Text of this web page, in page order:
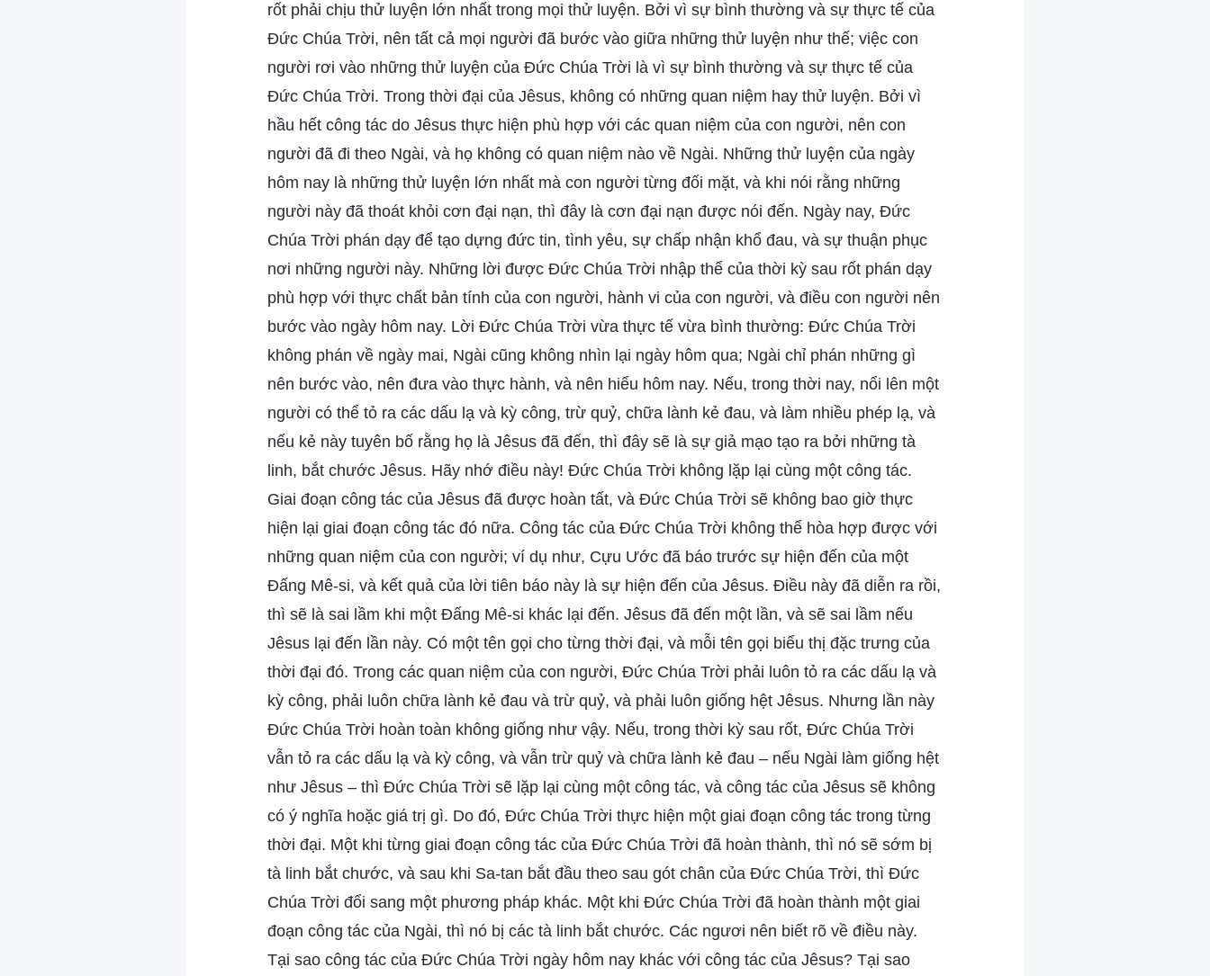
rốt phải chịu thử luyện lớn nhất trong mọi thử luyện. Bởi vì sự bình thường và sự thực tế của
Đức Chúa Trời, nên tất cả mọi người đã bước vào giữa những thử luyện như thế; việc con
người rơi vào những thử luyện của Đức Chúa Trời là vì sự bình thường và sự thực tế của
Đức Chúa Trời. Trong thời đại của Jêsus, không có những quan niệm hay thử luyện. Bởi vì
hầu hết công tác do Jêsus thực hiện phù hợp với các quan niệm của con người, nên con
người đã đi theo Ngài, và họ không có quan niệm nào về Ngài. Những thử luyện của ngày
hôm nay là những thử luyện lớn nhất mà con người từng đối mặt, và khi nói rằng những
người này đã thoát khỏi cơn đại nạn, thì đây là cơn đại nạn được nói đến. Ngày nay, Đức
Chúa Trời phán dạy để tạo dựng đức tin, tình yêu, sự chấp nhận khổ đau, và sự thuận phục
nơi những người này. Những lời được Đức Chúa Trời nhập thể của thời kỳ sau rốt phán dạy
phù hợp với thực chất bản tính của con người, hành vi của con người, và điều con người nên
bước vào ngày hôm nay. Lời Đức Chúa Trời vừa thực tế vừa bình thường: Đức Chúa Trời
không phán về ngày mai, Ngài cũng không nhìn lại ngày hôm qua; Ngài chỉ phán những gì
nên bước vào, nên đưa vào thực hành, và nên hiểu hôm nay. Nếu, trong thời nay, nổi lên một
người có thể tỏ ra các dấu lạ và kỳ công, trừ quỷ, chữa lành kẻ đau, và làm nhiều phép lạ, và
nếu kẻ này tuyên bố rằng họ là Jêsus đã đến, thì đây sẽ là sự giả mạo tạo ra bởi những tà
linh, bắt chước Jêsus. Hãy nhớ điều này! Đức Chúa Trời không lặp lại cùng một công tác.
Giai đoạn công tác của Jêsus đã được hoàn tất, và Đức Chúa Trời sẽ không bao giờ thực
hiện lại giai đoạn công tác đó nữa. Công tác của Đức Chúa Trời không thể hòa hợp được với
những quan niệm của con người; ví dụ như, Cựu Ước đã báo trước sự hiện đến của một
Đấng Mê-si, và kết quả của lời tiên báo này là sự hiện đến của Jêsus. Điều này đã diễn ra rồi,
thì sẽ là sai lầm khi một Đấng Mê-si khác lại đến. Jêsus đã đến một lần, và sẽ sai lầm nếu
Jêsus lại đến lần này. Có một tên gọi cho từng thời đại, và mỗi tên gọi biểu thị đặc trưng của
thời đại đó. Trong các quan niệm của con người, Đức Chúa Trời phải luôn tỏ ra các dấu lạ và
kỳ công, phải luôn chữa lành kẻ đau và trừ quỷ, và phải luôn giống hệt Jêsus. Nhưng lần này
Đức Chúa Trời hoàn toàn không giống như vậy. Nếu, trong thời kỳ sau rốt, Đức Chúa Trời
vẫn tỏ ra các dấu lạ và kỳ công, và vẫn trừ quỷ và chữa lành kẻ đau – nếu Ngài làm giống hệt
như Jêsus – thì Đức Chúa Trời sẽ lặp lại cùng một công tác, và công tác của Jêsus sẽ không
có ý nghĩa hoặc giá trị gì. Do đó, Đức Chúa Trời thực hiện một giai đoạn công tác trong từng
thời đại. Một khi từng giai đoạn công tác của Đức Chúa Trời đã hoàn thành, thì nó sẽ sớm bị
tà linh bắt chước, và sau khi Sa-tan bắt đầu theo sau gót chân của Đức Chúa Trời, thì Đức
Chúa Trời đổi sang một phương pháp khác. Một khi Đức Chúa Trời đã hoàn thành một giai
đoạn công tác của Ngài, thì nó bị các tà linh bắt chước. Các ngươi nên biết rõ về điều này.
Tại sao công tác của Đức Chúa Trời ngày hôm nay khác với công tác của Jêsus? Tại sao